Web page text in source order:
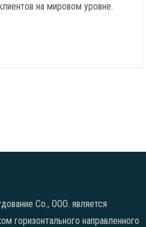
на мировом уровне.
Co., ООО. является
горизонтального направленного